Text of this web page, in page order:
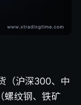
（沪深300、中
螺纹钢、铁矿